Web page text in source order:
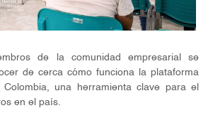
de la comunidad empresarial se
de cerca cómo funciona la plataforma
una herramienta clave para el
en el país.